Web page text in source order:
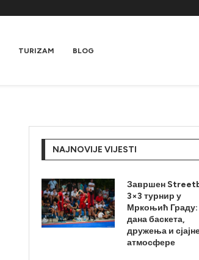
TURIZAM BLOG
NAJNOVIJE VIJESTI
Завршен
3×3 турнир у
Мркоњић Граду:
дана баскета,
дружења и
атмосфере